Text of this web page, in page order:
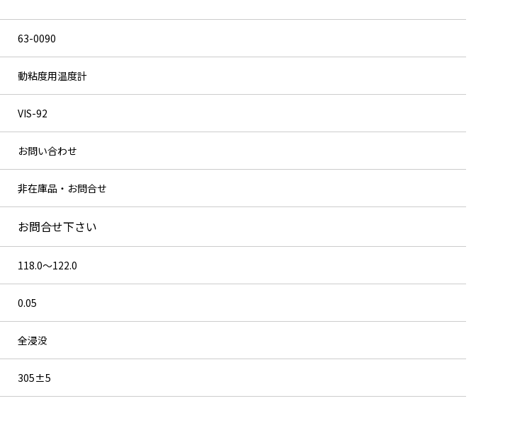
63-0090
動粘度用温度計
VIS-92
お問い合わせ
非在庫品・お問合せ
お問合せ下さい
118.0～122.0
0.05
全浸没
305±5